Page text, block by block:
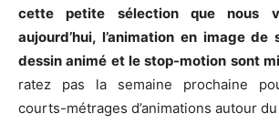
cette petite sélection que nous
aujourd’hui, l’animation en image
dessin animé et le stop-motion sont
ratez pas la semaine prochaine
courts-métrages d’animations autour